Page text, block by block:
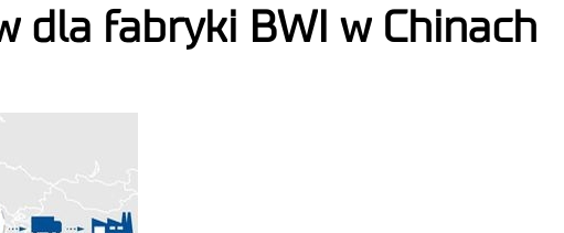
dla fabryki BWI w Chinach